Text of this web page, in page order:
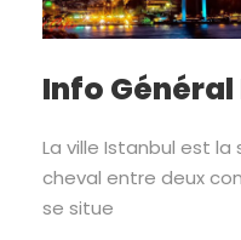
Info
La ville Istanbul est
cheval entre deux
se situe